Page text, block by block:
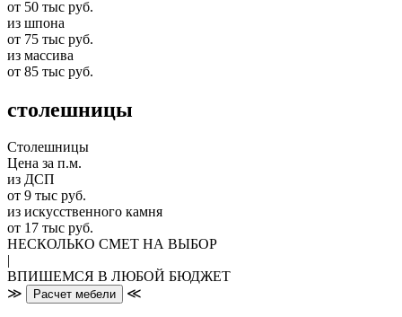
от 50 тыс руб.
из шпона
от 75 тыс руб.
из массива
от 85 тыс руб.
столешницы
Столешницы
Цена за п.м.
из ДСП
от 9 тыс руб.
из искусственного камня
от 17 тыс руб.
НЕСКОЛЬКО СМЕТ НА ВЫБОР
|
ВПИШЕМСЯ В ЛЮБОЙ БЮДЖЕТ
≫
Расчет мебели ≪